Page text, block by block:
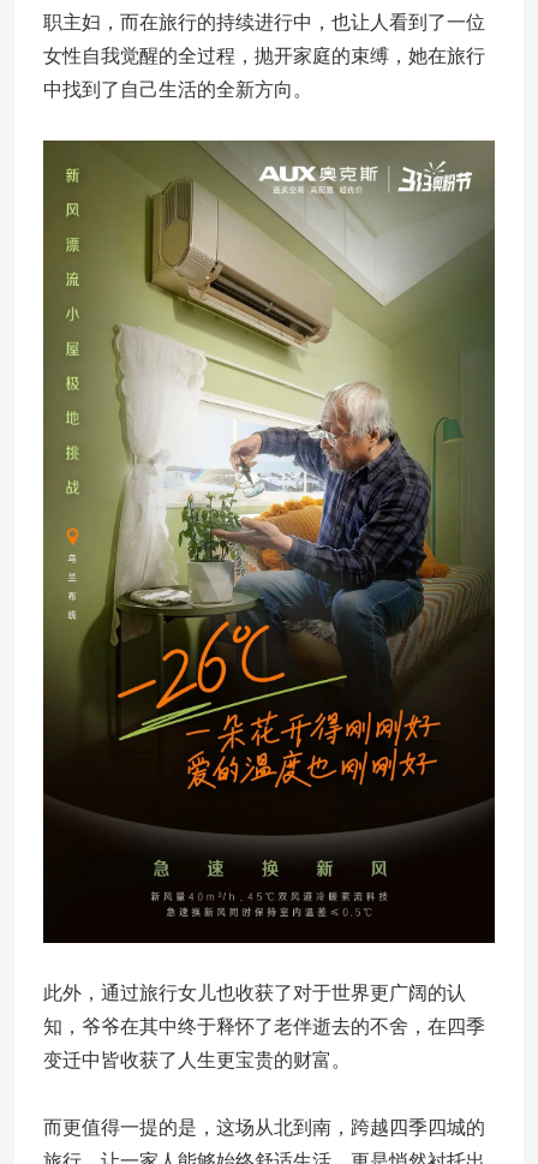
职主妇，而在旅行的持续进行中，也让人看到了一位
女性自我觉醒的全过程，抛开家庭的束缚，她在旅行
中找到了自己生活的全新方向。
此外，通过旅行女儿也收获了对于世界更广阔的认
知，爷爷在其中终于释怀了老伴逝去的不舍，在四季
变迁中皆收获了人生更宝贵的财富。
而更值得一提的是，这场从北到南，跨越四季四城的